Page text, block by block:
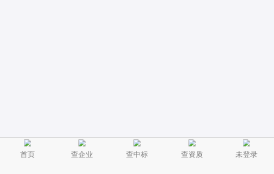
首页 查企业 查中标 查资质 未登录